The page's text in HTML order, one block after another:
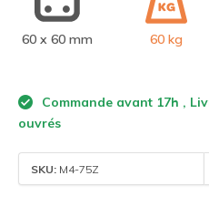
60 x 60 mm 60 kg
Commande avant 17h ,
ouvrés
SKU: M4-75Z